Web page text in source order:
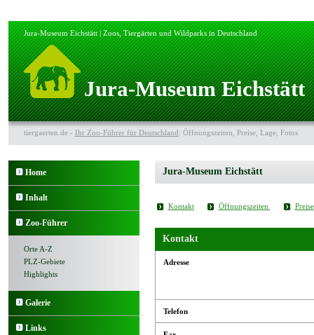
Jura-Museum Eichstätt | Zoos, Tiergärten und Wildparks in Deutschland
Jura-Museum Eichstätt
tiergaerten.de - Ihr Zoo-Führer für Deutschland: Öffnungszeiten, Preise, Lage, Fotos
Home
Inhalt
Zoo-Führer
Orte A-Z
PLZ-Gebiete
Highlights
Galerie
Links
Jura-Museum Eichstätt
Kontakt Öffnungszeiten Preise
Kontakt
Adresse
Telefon